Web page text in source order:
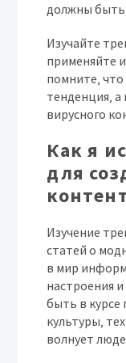
должны быть
Изучайте
применяйте
помните‚
тенденция‚ а
вирусного
Как я
для
Изучение
статей о
в мир
настроения
быть в курсе
культуры‚
волнует